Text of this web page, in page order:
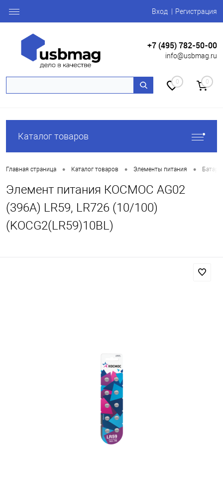
Вход Регистрация
+7 (495) 782-50-00
info@usbmag.ru
0 0
Каталог товаров
Главная страница • Каталог товаров • Элементы питания •
Элемент питания КОСМОС AG02
(396A) LR59, LR726 (10/100)
(KOCG2(LR59)10BL)